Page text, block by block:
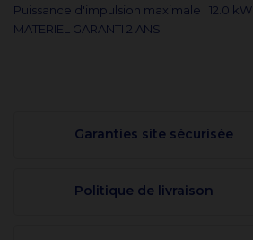
Puissance d'impulsion maximale : 12.0 kW
MATERIEL GARANTI 2 ANS
Garanties site sécurisée
Politique de livraison